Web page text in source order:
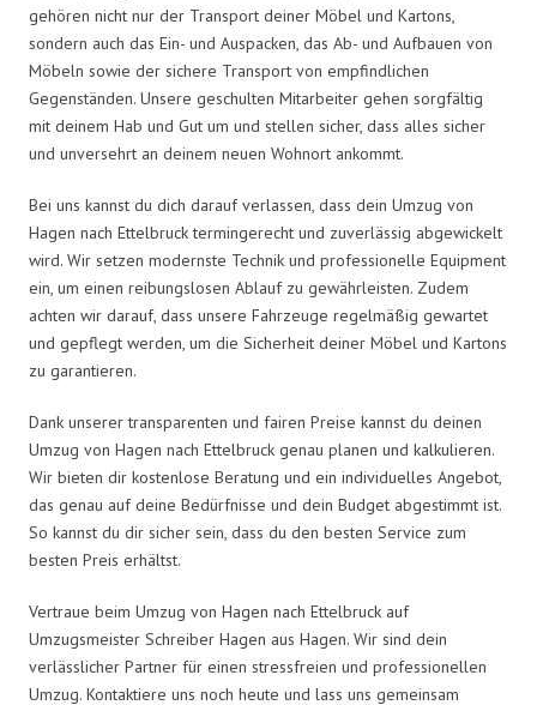
gehören nicht nur der Transport deiner Möbel und Kartons,
sondern auch das Ein- und Auspacken, das Ab- und Aufbauen von
Möbeln sowie der sichere Transport von empfindlichen
Gegenständen. Unsere geschulten Mitarbeiter gehen sorgfältig
mit deinem Hab und Gut um und stellen sicher, dass alles sicher
und unversehrt an deinem neuen Wohnort ankommt.
Bei uns kannst du dich darauf verlassen, dass dein Umzug von
Hagen nach Ettelbruck termingerecht und zuverlässig abgewickelt
wird. Wir setzen modernste Technik und professionelle Equipment
ein, um einen reibungslosen Ablauf zu gewährleisten. Zudem
achten wir darauf, dass unsere Fahrzeuge regelmäßig gewartet
und gepflegt werden, um die Sicherheit deiner Möbel und Kartons
zu garantieren.
Dank unserer transparenten und fairen Preise kannst du deinen
Umzug von Hagen nach Ettelbruck genau planen und kalkulieren.
Wir bieten dir kostenlose Beratung und ein individuelles Angebot,
das genau auf deine Bedürfnisse und dein Budget abgestimmt ist.
So kannst du dir sicher sein, dass du den besten Service zum
besten Preis erhältst.
Vertraue beim Umzug von Hagen nach Ettelbruck auf
Umzugsmeister Schreiber Hagen aus Hagen. Wir sind dein
verlässlicher Partner für einen stressfreien und professionellen
Umzug. Kontaktiere uns noch heute und lass uns gemeinsam